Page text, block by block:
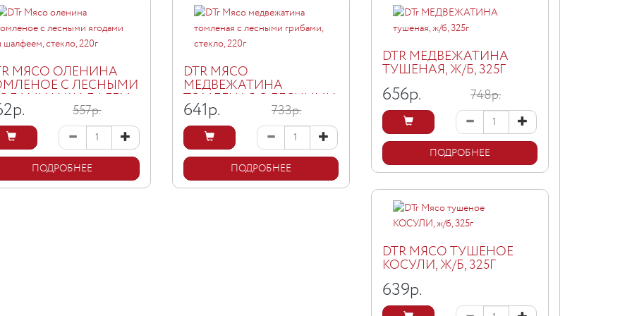
МЯСО ОЛЕНИНА
С ЛЕСНЫМИ
И ШАЛФЕЕМ,
220Г
р. 557р.
ПОДРОБНЕЕ
DTR МЯСО
МЕДВЕЖАТИНА
ТОМЛЕНАЯ С ЛЕСНЫМИ
ГРИБАМИ, СТЕКЛО, 220Г
641р. 733р.
ПОДРОБНЕЕ
DTR МЕДВЕЖАТИНА
ТУШЕНАЯ, Ж/Б, 325Г
656р. 748р.
ПОДРОБНЕЕ
DTR МЯСО ТУШЕНОЕ
КОСУЛИ, Ж/Б, 325Г
639р.